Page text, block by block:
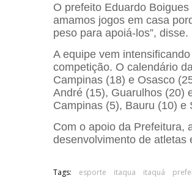
O prefeito Eduardo
amamos jogos em casa
peso para apoiá-los”, disse.
A equipe vem
competição. O calendário
Campinas (18) e Osasco
André (15), Guarulhos (20)
Campinas (5), Bauru (10) e
Com o apoio da Prefeitura,
desenvolvimento de atletas
Tags: esporte itaqua itaquá